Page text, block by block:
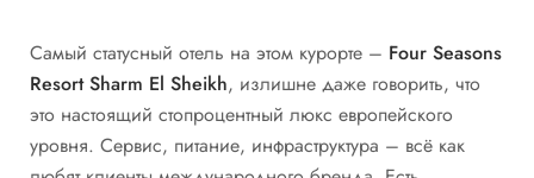
Самый статусный отель на этом курорте – Four Seasons
Resort Sharm El Sheikh, излишне даже говорить, что
это настоящий стопроцентный люкс европейского
уровня. Сервис, питание, инфраструктура – всё как